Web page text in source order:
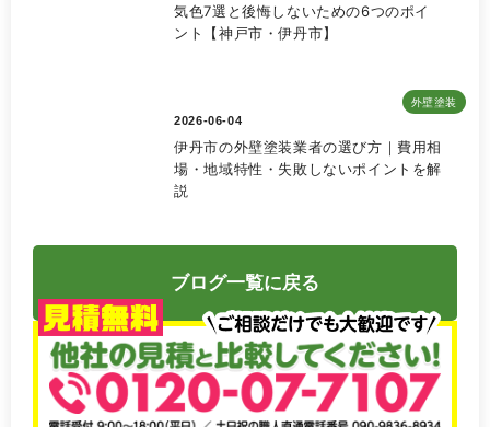
気色7選と後悔しないための6つのポイ
ント【神戸市・伊丹市】
外壁塗装
2026-06-04
伊丹市の外壁塗装業者の選び方｜費用相
場・地域特性・失敗しないポイントを解
説
ブログ一覧に戻る